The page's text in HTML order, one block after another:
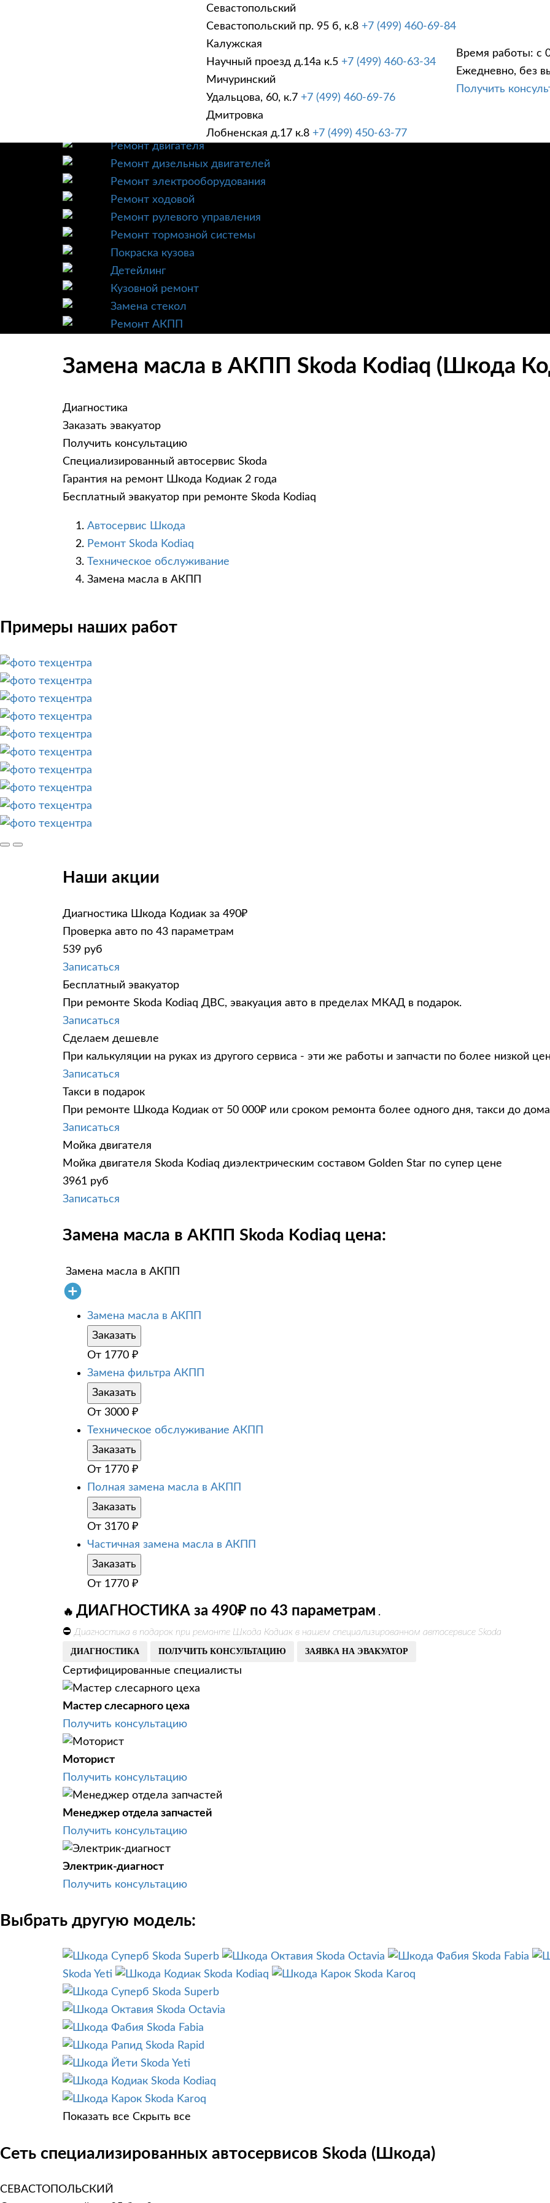
Севастопольский
Севастопольский пр. 95 б, к.8 +7 (499) 460-69-84
Калужская
Научный проезд д.14а к.5 +7 (499) 460-63-34
Мичуринский
Удальцова, 60, к.7 +7 (499) 460-69-76
Дмитровка
Лобненская д.17 к.8 +7 (499) 450-63-77
Время работы: с
Ежедневно, без
Получить
УСЛУГИ
Техническое обслуживание
Ремонт трансмиссии
Ремонт двигателя
Ремонт дизельных двигателей
Ремонт электрооборудования
Ремонт ходовой
Ремонт рулевого управления
Ремонт тормозной системы
Покраска кузова
Детейлинг
Кузовной ремонт
Замена стекол
Ремонт АКПП
Замена масла в АКПП Skoda Kodiaq (Шкода
Диагностика
Заказать эвакуатор
Получить консультацию
Специализированный автосервис Skoda
Гарантия на ремонт Шкода Кодиак 2 года
Бесплатный эвакуатор при ремонте Skoda Kodiaq
Автосервис Шкода
Ремонт Skoda Kodiaq
Техническое обслуживание
Замена масла в АКПП
Примеры наших работ
Наши акции
Диагностика Шкода Кодиак за 490₽
Проверка авто по 43 параметрам
539 руб
Записаться
Бесплатный эвакуатор
При ремонте Skoda Kodiaq ДВС, эвакуация авто в пределах МКАД в подарок.
Записаться
Сделаем дешевле
При калькуляции на руках из другого сервиса - эти же работы и запчасти по более низкой
Записаться
Такси в подарок
При ремонте Шкода Кодиак от 50 000₽ или сроком ремонта более одного дня, такси до
Записаться
Мойка двигателя
Мойка двигателя Skoda Kodiaq диэлектрическим составом Golden Star по супер цене
3961 руб
Записаться
Замена масла в АКПП Skoda Kodiaq цена:
Замена масла в АКПП
Замена масла в АКПП
Заказать
От 1770 ₽
Замена фильтра АКПП
Заказать
От 3000 ₽
Техническое обслуживание АКПП
Заказать
От 1770 ₽
Полная замена масла в АКПП
Заказать
От 3170 ₽
Частичная замена масла в АКПП
Заказать
От 1770 ₽
🔥 ДИАГНОСТИКА за 490₽ по 43 параметрам .
⛔ Диагностика в подарок при ремонте Шкода Кодиак в нашем специализированном автосервисе Skoda
ДИАГНОСТИКА ПОЛУЧИТЬ КОНСУЛЬТАЦИЮ ЗАЯВКА НА ЭВАКУАТОР
Сертифицированные специалисты
Мастер слесарного цеха
Получить консультацию
Моторист
Получить консультацию
Менеджер отдела запчастей
Получить консультацию
Электрик-диагност
Получить консультацию
Выбрать другую модель:
Skoda Superb Skoda Octavia
Skoda Fabia
Skoda Yeti
Skoda Kodiaq
Skoda Karoq
Skoda Superb
Skoda Octavia
Skoda Fabia
Skoda Rapid
Skoda Yeti
Skoda Kodiaq
Skoda Karoq
Показать все Скрыть все
Сеть специализированных автосервисов Skoda (Шкода)
СЕВАСТОПОЛЬСКИЙ